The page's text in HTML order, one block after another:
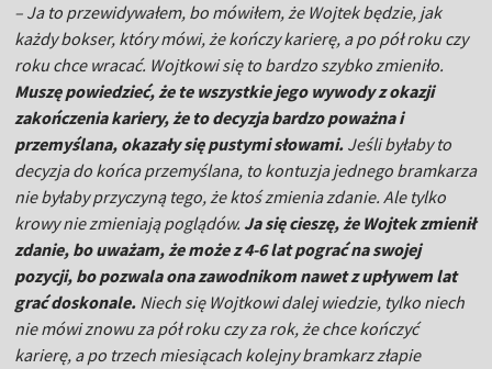
– Ja to przewidywałem, bo mówiłem, że Wojtek będzie, jak
każdy bokser, który mówi, że kończy karierę, a po pół roku czy
roku chce wracać. Wojtkowi się to bardzo szybko zmieniło.
Muszę powiedzieć, że te wszystkie jego wywody z okazji
zakończenia kariery, że to decyzja bardzo poważna i
przemyślana, okazały się pustymi słowami. Jeśli byłaby to
decyzja do końca przemyślana, to kontuzja jednego bramkarza
nie byłaby przyczyną tego, że ktoś zmienia zdanie. Ale tylko
krowy nie zmieniają poglądów. Ja się cieszę, że Wojtek zmienił
zdanie, bo uważam, że może z 4-6 lat pograć na swojej
pozycji, bo pozwala ona zawodnikom nawet z upływem lat
grać doskonale. Niech się Wojtkowi dalej wiedzie, tylko niech
nie mówi znowu za pół roku czy za rok, że chce kończyć
karierę, a po trzech miesiącach kolejny bramkarz złapie